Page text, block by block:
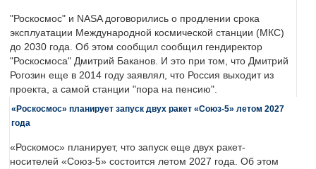
"Роскосмос" и NASA договорились о продлении срока
эксплуатации Международной космической станции (МКС)
до 2030 года. Об этом сообщил сообщил гендиректор
"Роскосмоса" Дмитрий Баканов. И это при том, что Дмитрий
Рогозин еще в 2014 году заявлял, что Россия выходит из
проекта, а самой станции "пора на пенсию".
«Роскосмос» планирует запуск двух ракет «Союз-5» летом 2027
года
«Роскомос» планирует, что запуск еще двух ракет-
носителей «Союз-5» состоится летом 2027 года. Об этом